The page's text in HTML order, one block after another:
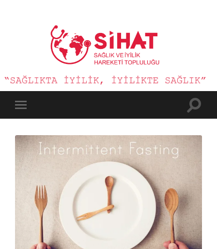
Sağlık
ve
İyilik
mobile
Toggle